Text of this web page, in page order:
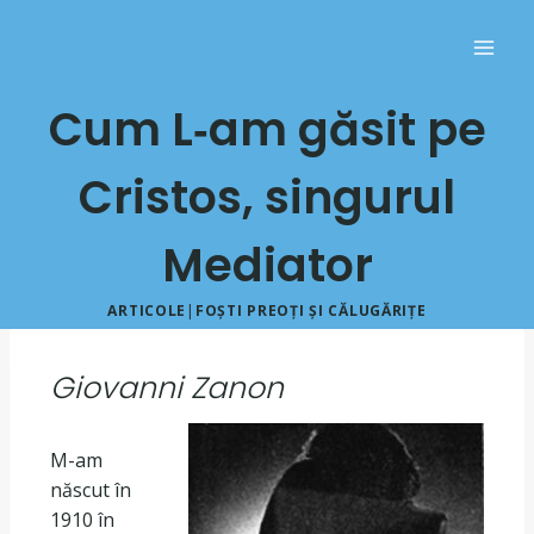
Cum L‐am găsit pe
Cristos, singurul
Mediator
ARTICOLE | FOȘTI PREOȚI ȘI CĂLUGĂRIȚE
Giovanni Zanon
M-am
născut în
1910 în